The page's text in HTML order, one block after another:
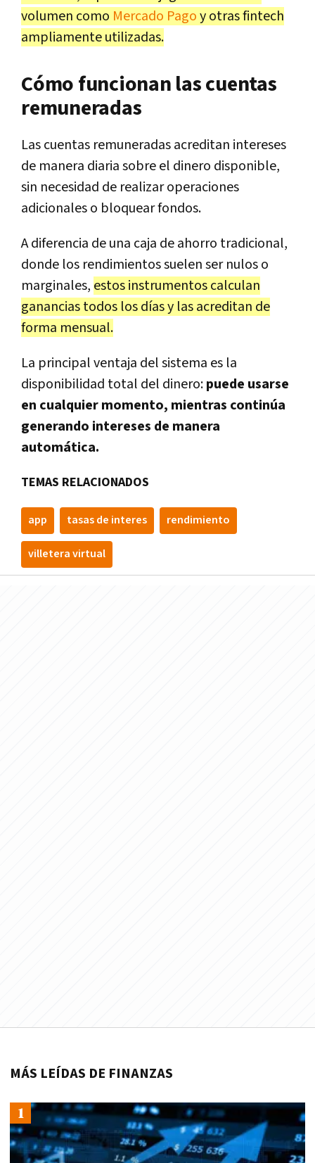
volumen como Mercado Pagoy otras fintech
ampliamente utilizadas.
Cómo funcionan las cuentas
remuneradas
Las cuentas remuneradas acreditan intereses
de manera diaria sobre el dinero disponible,
sin necesidad de realizar operaciones
adicionales o bloquear fondos.
A diferencia de una caja de ahorro tradicional,
donde los rendimientos suelen ser nulos o
marginales, estos instrumentos calculan
ganancias todos los días y las acreditan de
forma mensual.
La principal ventaja del sistema es la
disponibilidad total del dinero:puede usarse
en cualquier momento, mientras continúa
generando intereses de manera
automática.
TEMAS RELACIONADOS
app tasas de interes rendimiento
villetera virtual
MÁS LEÍDAS DE FINANZAS